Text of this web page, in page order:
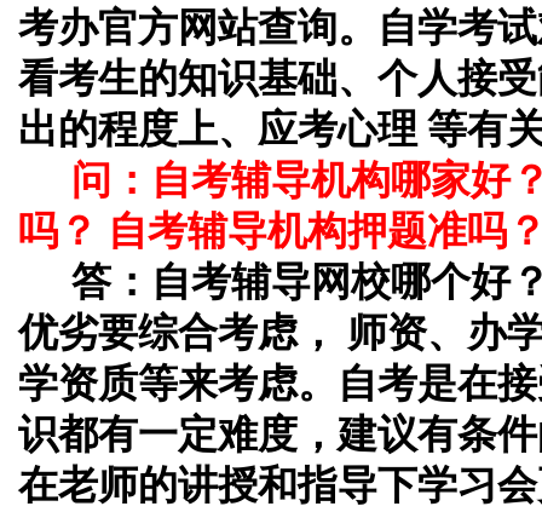
考办官方网站查询。自学考
看考生的知识基础、个人接
出的程度上、应考心理 等有
问：自考辅导机构哪家好
吗？ 自考辅导机构押题准吗
答：自考辅导网校哪个好
优劣要综合考虑， 师资、办
学资质等来考虑。自考是在
识都有一定难度，建议有条
在老师的讲授和指导下学习